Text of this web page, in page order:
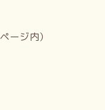
ページ内）